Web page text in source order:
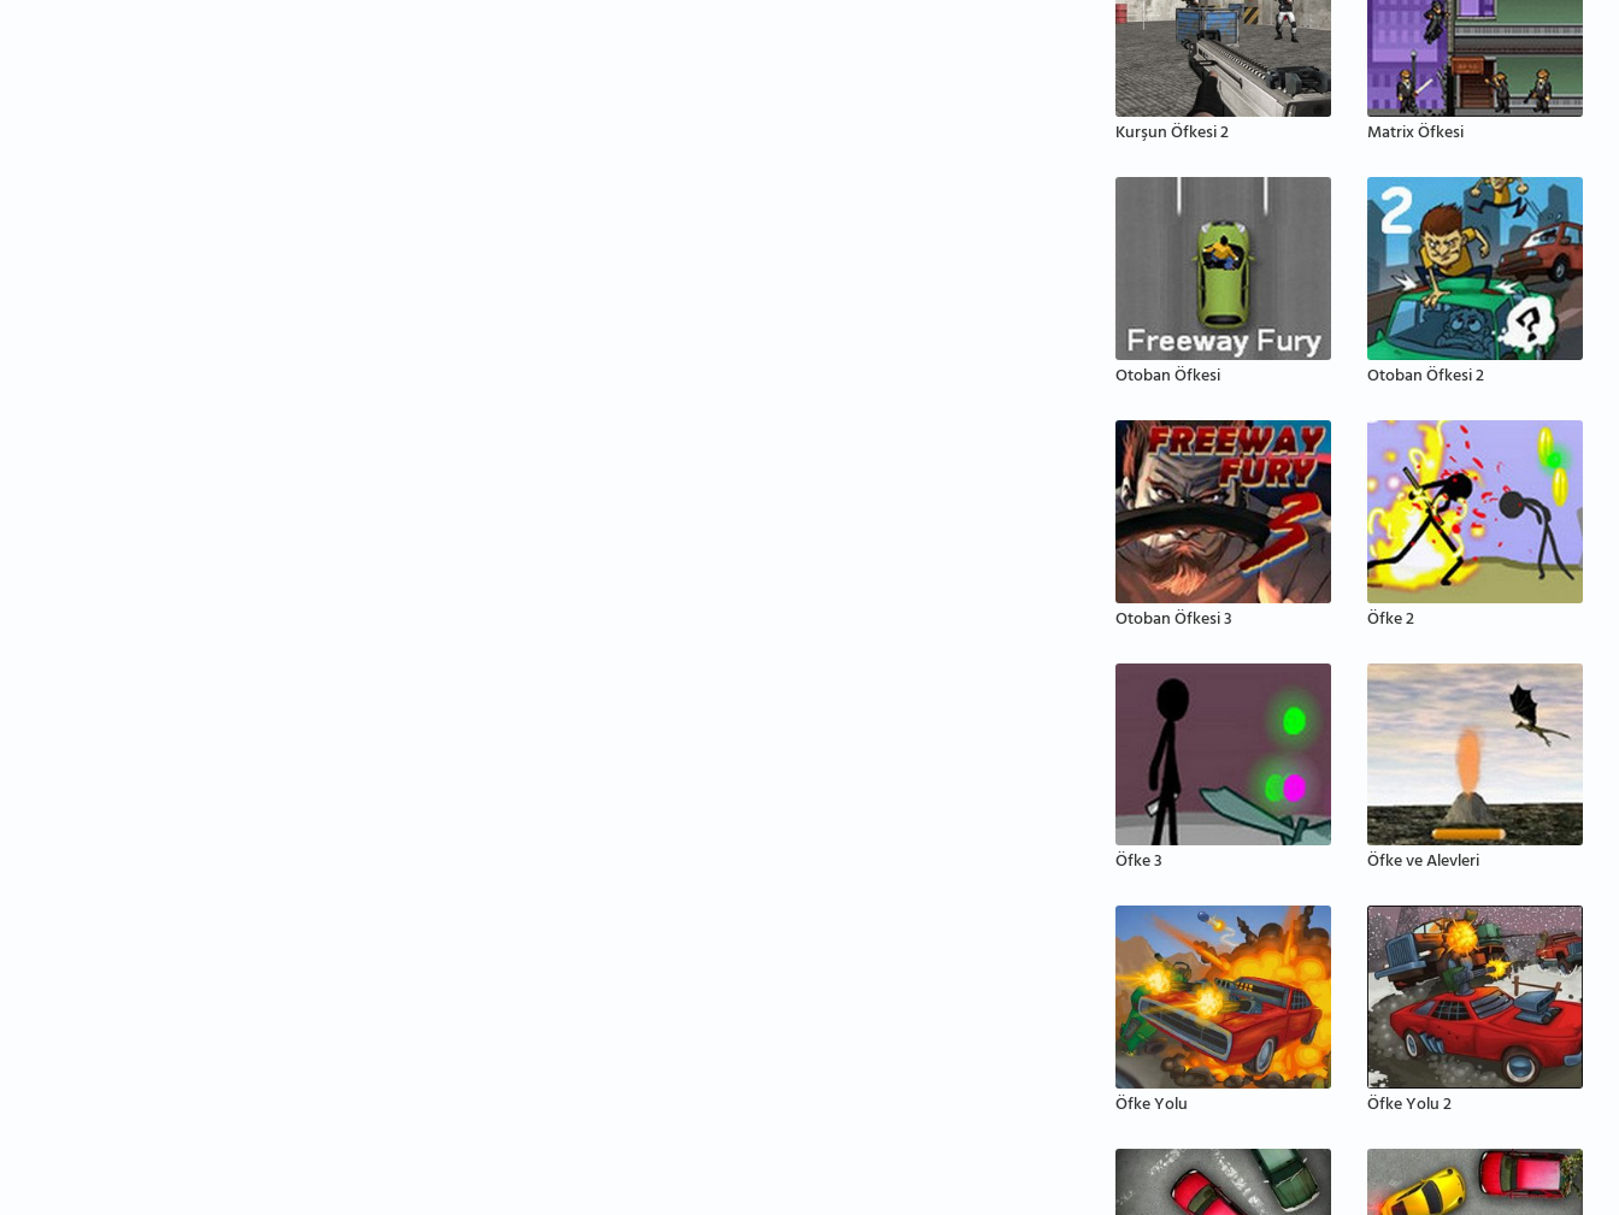
Kurşun Öfkesi 2 Matrix Öfkesi
Otoban Öfkesi Otoban Öfkesi 2
Otoban Öfkesi 3 Öfke 2
Öfke 3 Öfke ve Alevleri
Öfke Yolu Öfke Yolu 2